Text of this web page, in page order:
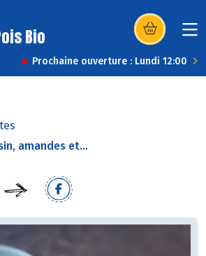
Bio (s’ouvre dans
Prochaine ouverture : Lundi 12:00
amandes et...